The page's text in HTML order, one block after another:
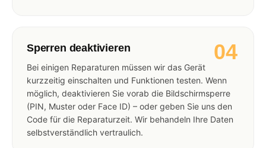
04
Sperren deaktivieren
Bei einigen Reparaturen müssen wir das Gerät
kurzzeitig einschalten und Funktionen testen. Wenn
möglich, deaktivieren Sie vorab die Bildschirmsperre
(PIN, Muster oder Face ID) – oder geben Sie uns den
Code für die Reparaturzeit. Wir behandeln Ihre Daten
selbstverständlich vertraulich.